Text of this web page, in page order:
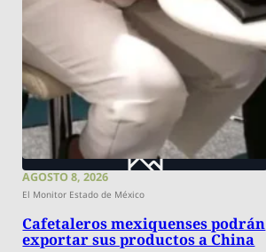
AGOSTO 8, 2026
El Monitor Estado de México
Cafetaleros mexiquenses podrán
exportar sus productos a China